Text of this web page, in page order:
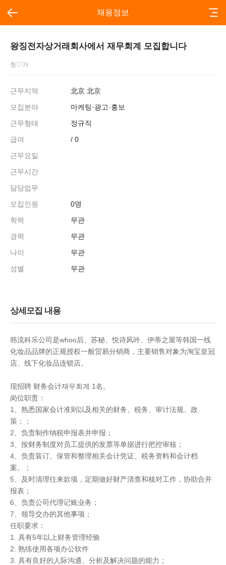
채용정보
왕징전자상거래회사에서 재무회계 모집합니다
청♡가
근무지역
北京 北京
모집분야
마케팅·광고·홍보
근무형태
정규직
급여
/ 0
근무요일
근무시간
담당업무
모집인원
0명
학력
무관
경력
무관
나이
무관
성별
무관
상세모집 내용
韩流科乐公司是whoo后、苏秘、悦诗风吟、伊蒂之屋等韩国一线
化妆品品牌的正规授权一般贸易分销商，主要销售对象为淘宝皇冠
店、线下化妆品连锁店。
现招聘 财务会计재무회계 1名。
岗位职责：
1、熟悉国家会计准则以及相关的财务、税务、审计法规、政
策；；
2、负责制作纳税申报表并申报；
3、按财务制度对员工提供的发票等单据进行把控审核；
4、负责装订、保管和整理相关会计凭证、税务资料和会计档
案。；
5、及时清理往来款项，定期做好财产清查和核对工作，协助合并
报表；
6、负责公司代理记账业务；
7、领导交办的其他事项；
任职要求：
1. 具有5年以上财务管理经验
2. 熟练使用各项办公软件
3. 具有良好的人际沟通、分析及解决问题的能力；